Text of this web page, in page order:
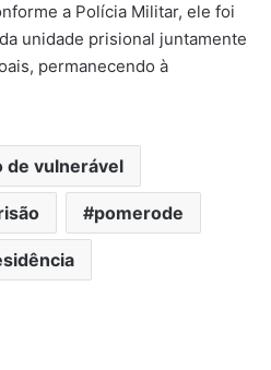
a Polícia Militar, ele foi
unidade prisional juntamente
permanecendo à
de vulnerável
pomerode